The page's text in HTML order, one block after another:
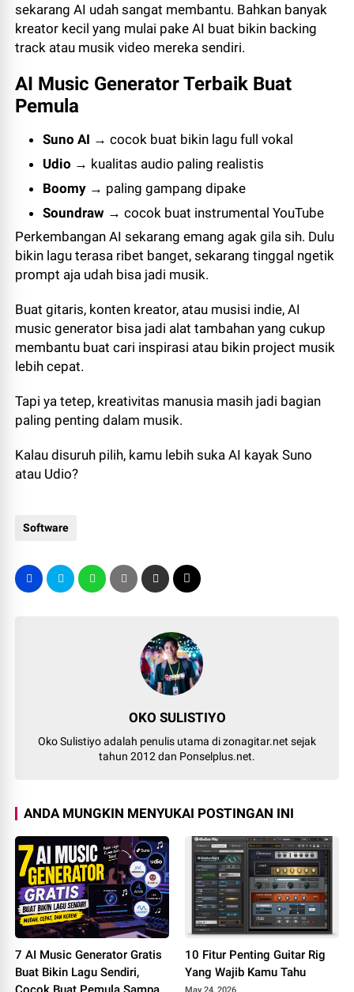
sekarang AI udah sangat membantu. Bahkan banyak
kreator kecil yang mulai pake AI buat bikin backing
track atau musik video mereka sendiri.
AI Music Generator Terbaik Buat
Pemula
Suno AI → cocok buat bikin lagu full vokal
Udio → kualitas audio paling realistis
Boomy → paling gampang dipake
Soundraw → cocok buat instrumental YouTube
Perkembangan AI sekarang emang agak gila sih. Dulu
bikin lagu terasa ribet banget, sekarang tinggal ngetik
prompt aja udah bisa jadi musik.
Buat gitaris, konten kreator, atau musisi indie, AI
music generator bisa jadi alat tambahan yang cukup
membantu buat cari inspirasi atau bikin project musik
lebih cepat.
Tapi ya tetep, kreativitas manusia masih jadi bagian
paling penting dalam musik.
Kalau disuruh pilih, kamu lebih suka AI kayak Suno
atau Udio?
Software
OKO SULISTIYO
Oko Sulistiyo adalah penulis utama di zonagitar.net sejak
tahun 2012 dan Ponselplus.net.
ANDA MUNGKIN MENYUKAI POSTINGAN INI
7 AI Music Generator Gratis
Buat Bikin Lagu Sendiri,
10 Fitur Penting Guitar Rig
Yang Wajib Kamu Tahu